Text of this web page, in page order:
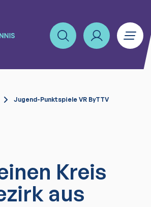
Jugend-Punktspiele VR ByTTV
Kreis
aus